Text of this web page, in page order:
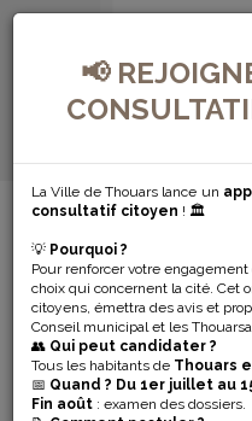
📢
La Ville de Thouars lance un
consultatif citoyen ! 🏛️
💡 Pourquoi ?
Pour renforcer votre
choix qui concernent la cité. Cet
citoyens, émettra des avis et
Conseil municipal et les
👥 Qui peut candidater ?
Tous les habitants de Thouars
📅 Quand ? Du 1er juillet au
Fin août : examen des dossiers.
MENU